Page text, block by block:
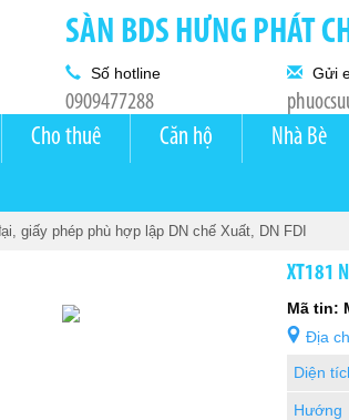
SÀN BDS HƯNG PHÁT
Số hotline
0909477288
Gửi
Cho thuê Căn hộ Nhà Bè
giấy phép phù hợp lập DN chế Xuất, DN FDI
XT181
Mã tin:
Địa
Diện
Hướng